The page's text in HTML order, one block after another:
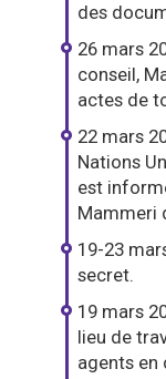
des
26 mars
conseil,
actes de
22 mars
Nations
est
Mammeri
19-23
secret.
19 mars
lieu de
agents en